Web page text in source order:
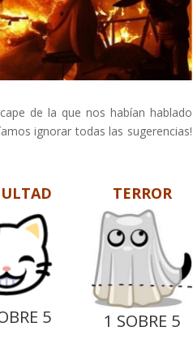
de la que nos habían hablado
ignorar todas las sugerencias!
5
TERROR
1 SOBRE 5